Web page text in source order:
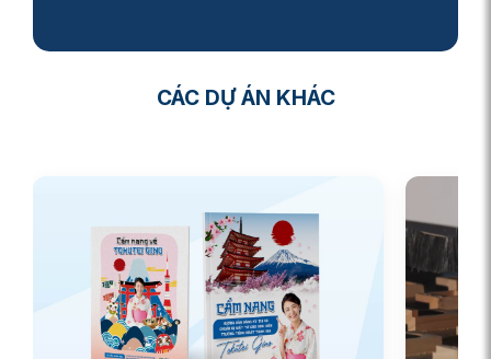
CÁC DỰ ÁN KHÁC